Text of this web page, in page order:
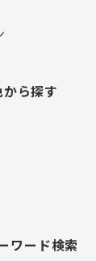
から探す
ワード検索